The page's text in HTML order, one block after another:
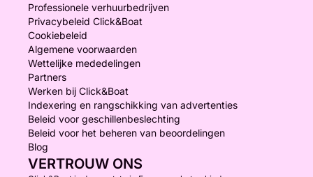
Professionele verhuurbedrijven
Privacybeleid Click&Boat
Cookiebeleid
Algemene voorwaarden
Wettelijke mededelingen
Partners
Werken bij Click&Boat
Indexering en rangschikking van advertenties
Beleid voor geschillenbeslechting
Beleid voor het beheren van beoordelingen
Blog
VERTROUW ONS